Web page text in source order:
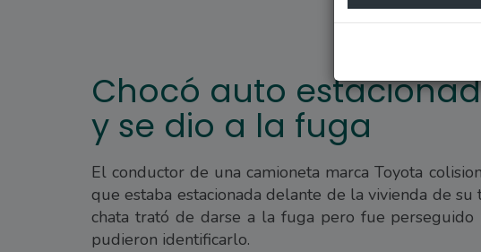
Chocó auto
y se dio a la fuga
El conductor de una camioneta marca Toyota
que estaba estacionada delante de la vivienda de
chata trató de darse a la fuga pero fue
pudieron identificarlo.